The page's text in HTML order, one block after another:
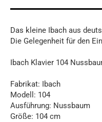
Das kleine Ibach aus
Die Gelegenheit für den
Ibach Klavier 104
Fabrikat: Ibach
Modell: 104
Ausführung: Nussbaum
Größe: 104 cm